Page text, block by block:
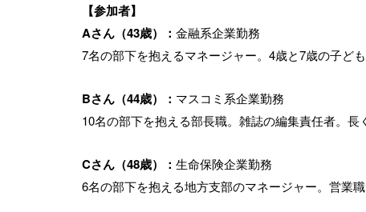
【参加者】
Aさん（43歳）： 金融系企業勤務
7名の部下を抱えるマネージャー。4歳と7歳の子ど
Bさん（44歳）： マスコミ系企業勤務
10名の部下を抱える部長職。雑誌の編集責任者。長
Cさん（48歳）： 生命保険企業勤務
6名の部下を抱える地方支部のマネージャー。営業